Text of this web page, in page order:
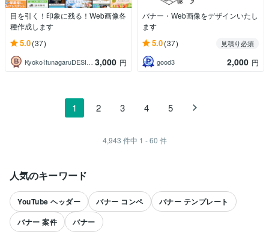
目を引く！印象に残る！Web画像各
種作成します
5.0(37)
Kyoko⌇tunagaruDESIGN 3,000 円
バナー・Web画像をデザインいたし
ます
5.0(37)
見積り必須
good3
2,000 円
1 2 3 4 5
4,943 件中 1 - 60 件
人気のキーワード
YouTube ヘッダー バナー コンペ
バナー テンプレート
バナー 案件
バナー